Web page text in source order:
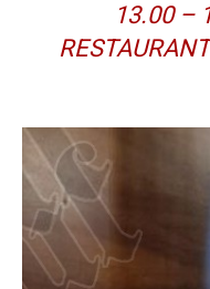
13.00 –